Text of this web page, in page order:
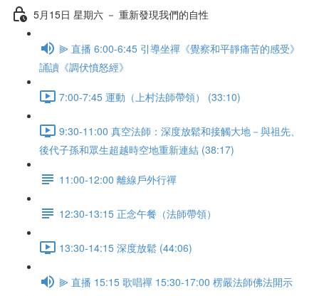
5月15日 星期六 － 重新發現我們的自性
⫸ 直播 6:00-6:45 引導坐禪《覺察和平靜痛苦的感受》
誦讀《調伏憤怒經》
7:00-7:45 運動（上村法師帶領） (33:10)
9:30-11:00 真空法師：深度放鬆和接觸大地－與祖先、
後代子孫和眾生超越時空地重新連結 (38:17)
11:00-12:00 離線戶外行禪
12:30-13:15 正念午餐（法師帶領）
13:30-14:15 深度放鬆 (44:06)
⫸ 直播 15:15 歌唱禪 15:30-17:00 楞嚴法師佛法開示